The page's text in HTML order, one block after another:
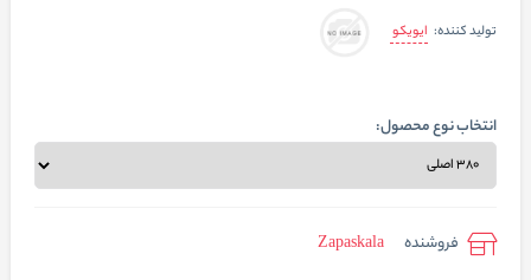
تولید کننده: ایویکو
انتخاب نوع محصول:
فروشنده
Zapaskala